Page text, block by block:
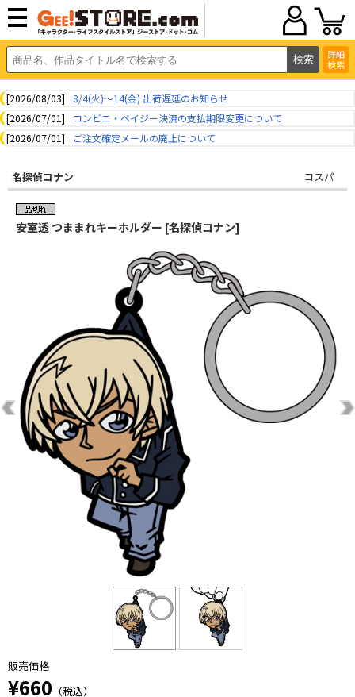
詳細
検索
[2026/08/03]
8/4(火)～14(金) 出荷遅延のお知らせ
[2026/07/01]
コンビニ・ペイジー決済の支払期限変更について
[2026/07/01]
ご注文確定メールの廃止について
名探偵コナン コスパ
安室透 つままれキーホルダー [名探偵コナン]
販売価格
¥660 （税込）